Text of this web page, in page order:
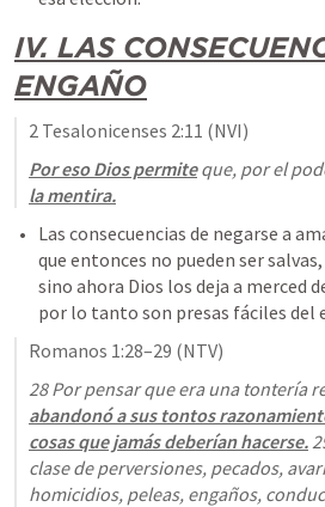
IV. LAS
ENGAÑO
2 Tesalonicenses 2:11 (NVI)
Por eso Dios permite que, por el
la mentira.
Las consecuencias de negarse a
que entonces no pueden ser
sino ahora Dios los deja a merced
por lo tanto son presas fáciles del
Romanos 1:28–29 (NTV)
28 Por pensar que era una tontería
abandonó a sus tontos
cosas que jamás deberían hacerse.
clase de perversiones, pecados,
homicidios, peleas, engaños,